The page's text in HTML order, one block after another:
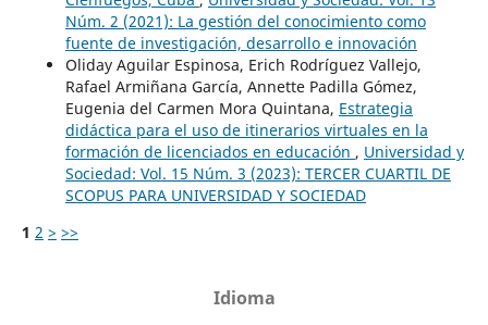
Núm. 2 (2021): La gestión del conocimiento como
fuente de investigación, desarrollo e innovación
Oliday Aguilar Espinosa, Erich Rodríguez Vallejo,
Rafael Armiñana García, Annette Padilla Gómez,
Eugenia del Carmen Mora Quintana, Estrategia
didáctica para el uso de itinerarios virtuales en la
formación de licenciados en educación , Universidad y
Sociedad: Vol. 15 Núm. 3 (2023): TERCER CUARTIL DE
SCOPUS PARA UNIVERSIDAD Y SOCIEDAD
1 2 > >>
Idioma